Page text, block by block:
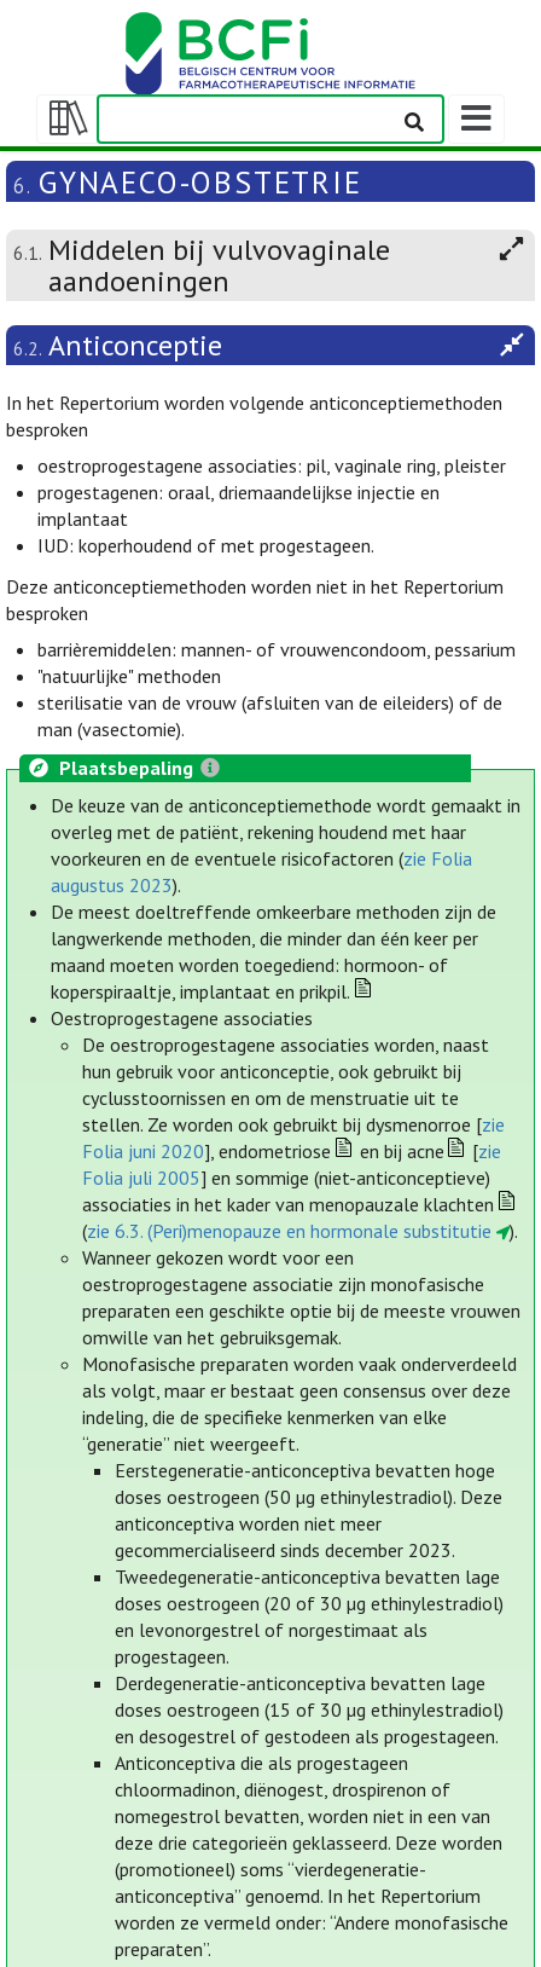
Weergeven/verbergen
inhoudstafel
6. GYNAECO-OBSTETRIE
6.1. Middelen bij vulvovaginale
aandoeningen
6.2. Anticonceptie
In het Repertorium worden volgende anticonceptiemethoden
besproken
oestroprogestagene associaties: pil, vaginale ring, pleister
progestagenen: oraal, driemaandelijkse injectie en
implantaat
IUD: koperhoudend of met progestageen.
Deze anticonceptiemethoden worden niet in het Repertorium
besproken
barrièremiddelen: mannen- of vrouwencondoom, pessarium
"natuurlijke" methoden
sterilisatie van de vrouw (afsluiten van de eileiders) of de
man (vasectomie).
Plaatsbepaling
De keuze van de anticonceptiemethode wordt gemaakt in
overleg met de patiënt, rekening houdend met haar
voorkeuren en de eventuele risicofactoren (zie Folia
augustus 2023).
De meest doeltreffende omkeerbare methoden zijn de
langwerkende methoden, die minder dan één keer per
maand moeten worden toegediend: hormoon- of
koperspiraaltje, implantaat en prikpil.
Oestroprogestagene associaties
De oestroprogestagene associaties worden, naast
hun gebruik voor anticonceptie, ook gebruikt bij
cyclusstoornissen en om de menstruatie uit te
stellen. Ze worden ook gebruikt bij dysmenorroe [zie
Folia juni 2020], endometriose en bij acne [zie
Folia juli 2005] en sommige (niet-anticonceptieve)
associaties in het kader van menopauzale klachten
(zie 6.3. (Peri)menopauze en hormonale substitutie
).
Wanneer gekozen wordt voor een
oestroprogestagene associatie zijn monofasische
preparaten een geschikte optie bij de meeste vrouwen
omwille van het gebruiksgemak.
Monofasische preparaten worden vaak onderverdeeld
als volgt, maar er bestaat geen consensus over deze
indeling, die de specifieke kenmerken van elke
“generatie” niet weergeeft.
Eerstegeneratie-anticonceptiva bevatten hoge
doses oestrogeen (50 µg ethinylestradiol). Deze
anticonceptiva worden niet meer
gecommercialiseerd sinds december 2023.
Tweedegeneratie-anticonceptiva bevatten lage
doses oestrogeen (20 of 30 µg ethinylestradiol)
en levonorgestrel of norgestimaat als
progestageen.
Derdegeneratie-anticonceptiva bevatten lage
doses oestrogeen (15 of 30 µg ethinylestradiol)
en desogestrel of gestodeen als progestageen.
Anticonceptiva die als progestageen
chloormadinon, diënogest, drospirenon of
nomegestrol bevatten, worden niet in een van
deze drie categorieën geklasseerd. Deze worden
(promotioneel) soms “vierdegeneratie-
anticonceptiva” genoemd. In het Repertorium
worden ze vermeld onder: “Andere monofasische
preparaten”.